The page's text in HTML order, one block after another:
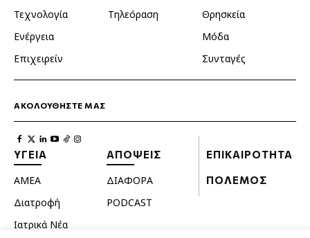
Τεχνολογία
Ενέργεια
Επιχειρείν
Τηλεόραση
Θρησκεία
Μόδα
Συνταγές
ΑΚΟΛΟΥΘΗΣΤΕ ΜΑΣ
ΥΓΕΙΑ
ΑΜΕΑ
Διατροφή
Ιατρικά Νέα
ΑΠΟΨΕΙΣ
ΔΙΑΦΟΡΑ
PODCAST
ΕΠΙΚΑΙΡΟΤΗΤΑ
ΠΟΛΕΜΟΣ